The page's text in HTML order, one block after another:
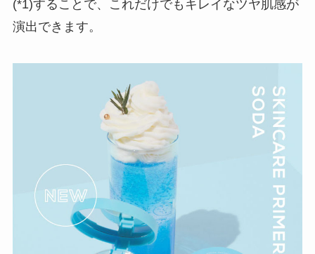
(*1)することで、これだけでもキレイなツヤ肌感が
演出できます。